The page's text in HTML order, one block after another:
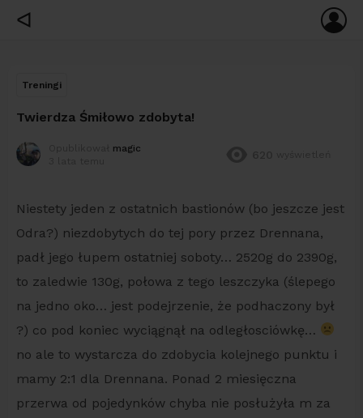
ᐊ
Treningi
Twierdza Śmiłowo zdobyta!
magic
Niestety jeden z ostatnich bastionów (bo jeszcze jest
Odra?) niezdobytych do tej pory przez Drennana,
padł jego łupem ostatniej soboty… 2520g do 2390g,
to zaledwie 130g, połowa z tego leszczyka (ślepego
na jedno oko… jest podejrzenie, że podhaczony był
?) co pod koniec wyciągnął na odległosciówkę…
no ale to wystarcza do zdobycia kolejnego punktu i
mamy 2:1 dla Drennana. Ponad 2 miesięczna
przerwa od pojedynków chyba nie posłużyła m za